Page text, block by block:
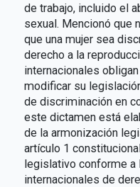
de trabajo, incluido el
sexual. Mencionó que
que una mujer sea
derecho a la
internacionales
modificar su
de discriminación en
este dictamen está
de la armonización
artículo 1
legislativo conforme a
internacionales de